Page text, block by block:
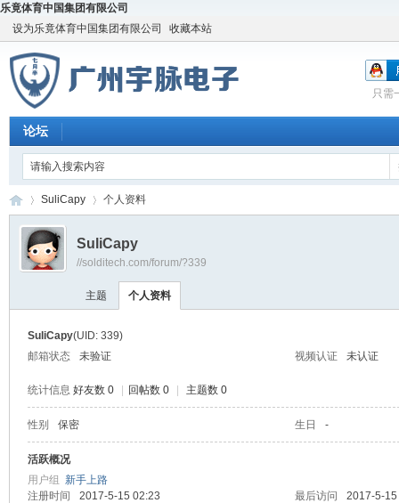
乐竟体育中国集团有限公司
设为乐竟体育中国集团有限公司
收藏本站
只需
论坛
›
SuliCapy 个人资料
SuliCapy
//solditech.com/forum/?339
主题 个人资料
SuliCapy(UID: 339)
邮箱状态
未验证 视频认证 未认证
统计信息 好友数 0 回帖数 0 主题数 0
性别 保密 生日 -
活跃概况
用户组 新手上路
注册时间
2017-5-15 02:23 最后访问
2017-5-